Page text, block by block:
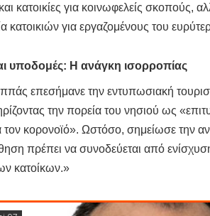
κατοικίες για κοινωφελείς σκοπούς,
κατοικιών για εργαζομένους του
υποδομές: Η ανάγκη ισορροπίας
επεσήμανε την εντυπωσιακή
την πορεία του νησιού ως
τον κορονοϊό». Ωστόσο, σημείωσε την
πρέπει να συνοδεύεται από
κατοίκων.»